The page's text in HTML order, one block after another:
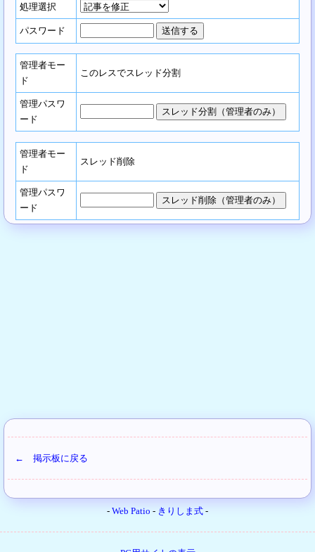
処理選択
パスワード
管理者モー
ド
このレスでスレッド分割
管理パスワ
ード
管理者モー
ド
スレッド削除
管理パスワ
ード
← 掲示板に戻る
- Web Patio - きりしま式 -